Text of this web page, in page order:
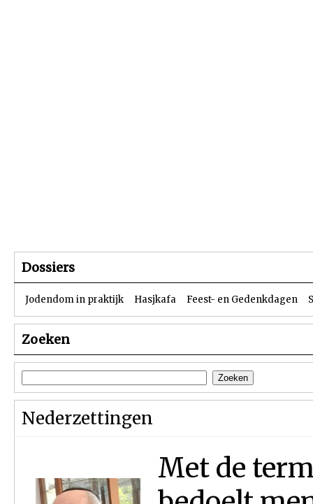
Dossiers
Jodendom in praktijk Hasjkafa Feest- en Gedenkdagen
Zoeken
Nederzettingen
Met de